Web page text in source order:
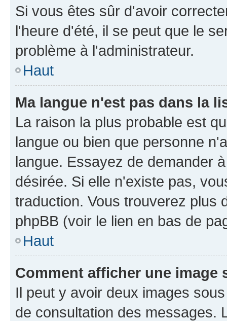
Si vous êtes sûr d'avoir
l'heure d'été, il se peut que le
problème à l'administrateur.
Haut
Ma langue n'est pas dans la
La raison la plus probable est
langue ou bien que personne
langue. Essayez de demander
désirée. Si elle n'existe pas,
traduction. Vous trouverez plus
phpBB (voir le lien en bas de
Haut
Comment afficher une image
Il peut y avoir deux images
de consultation des messages.